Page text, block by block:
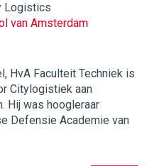
Logistics
van Amsterdam
HvA Faculteit Techniek is
Citylogistiek aan
Hij was hoogleraar
Defensie Academie van